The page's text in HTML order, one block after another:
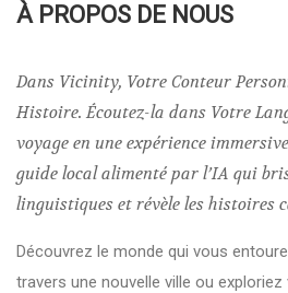
À PROPOS DE NOUS
Dans Vicinity, Votre Conteur
Histoire. Écoutez-la dans Votre
voyage en une expérience
guide local alimenté par l’IA qui
linguistiques et révèle les histoires
Découvrez le monde qui vous
travers une nouvelle ville ou